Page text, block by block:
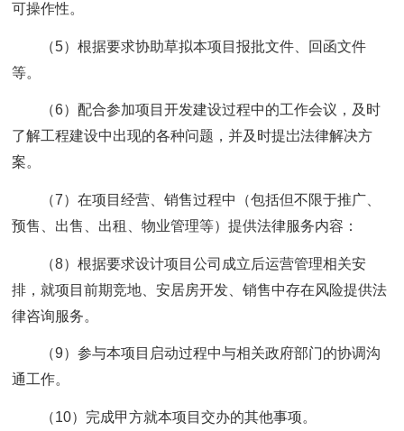
可操作性。
（5）根据要求协助草拟本项目报批文件、回函文件
等。
（6）配合参加项目开发建设过程中的工作会议，及时
了解工程建设中出现的各种问题，并及时提岀法律解决方
案。
（7）在项目经营、销售过程中（包括但不限于推广、
预售、出售、出租、物业管理等）提供法律服务内容：
（8）根据要求设计项目公司成立后运营管理相关安
排，就项目前期竞地、安居房开发、销售中存在风险提供法
律咨询服务。
（9）参与本项目启动过程中与相关政府部门的协调沟
通工作。
（10）完成甲方就本项目交办的其他事项。